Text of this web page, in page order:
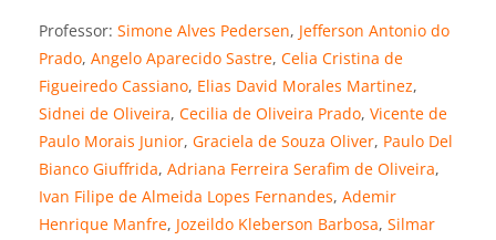
Professor: Simone Alves Pedersen, Jefferson Antonio do
Prado, Angelo Aparecido Sastre, Celia Cristina de
Figueiredo Cassiano, Elias David Morales Martinez,
Sidnei de Oliveira, Cecilia de Oliveira Prado, Vicente de
Paulo Morais Junior, Graciela de Souza Oliver, Paulo Del
Bianco Giuffrida, Adriana Ferreira Serafim de Oliveira,
Ivan Filipe de Almeida Lopes Fernandes, Ademir
Henrique Manfre, Jozeildo Kleberson Barbosa, Silmar